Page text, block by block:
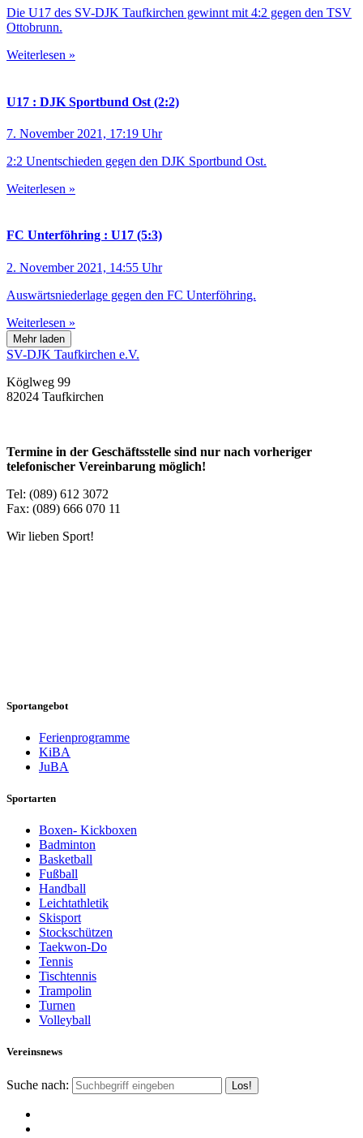
Die U17 des SV-DJK Taufkirchen gewinnt mit 4:2 gegen den TSV
Ottobrunn.
Weiterlesen »
U17 : DJK Sportbund Ost (2:2)
7. November 2021, 17:19 Uhr
2:2 Unentschieden gegen den DJK Sportbund Ost.
Weiterlesen »
FC Unterföhring : U17 (5:3)
2. November 2021, 14:55 Uhr
Auswärtsniederlage gegen den FC Unterföhring.
Weiterlesen »
Mehr laden
SV-DJK Taufkirchen e.V.
Köglweg 99
82024 Taufkirchen
Termine in der Geschäftsstelle sind nur nach vorheriger
telefonischer Vereinbarung möglich!
Tel: (089) 612 3072
Fax: (089) 666 070 11
Wir lieben Sport!
Sportangebot
Ferienprogramme
KiBA
JuBA
Sportarten
Boxen- Kickboxen
Badminton
Basketball
Fußball
Handball
Leichtathletik
Skisport
Stockschützen
Taekwon-Do
Tennis
Tischtennis
Trampolin
Turnen
Volleyball
Vereinsnews
Suche nach: